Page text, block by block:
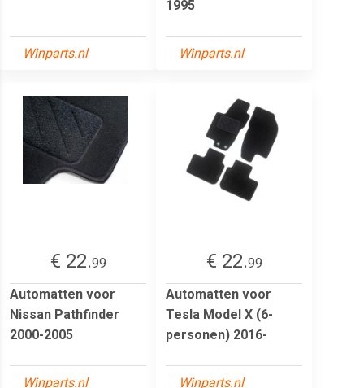
Winparts.nl
1995
Winparts.nl
€ 22.99
Automatten voor
Nissan Pathfinder
2000-2005
Winparts.nl
€ 22.99
Automatten voor
Tesla Model X (6-
personen) 2016-
Winparts.nl